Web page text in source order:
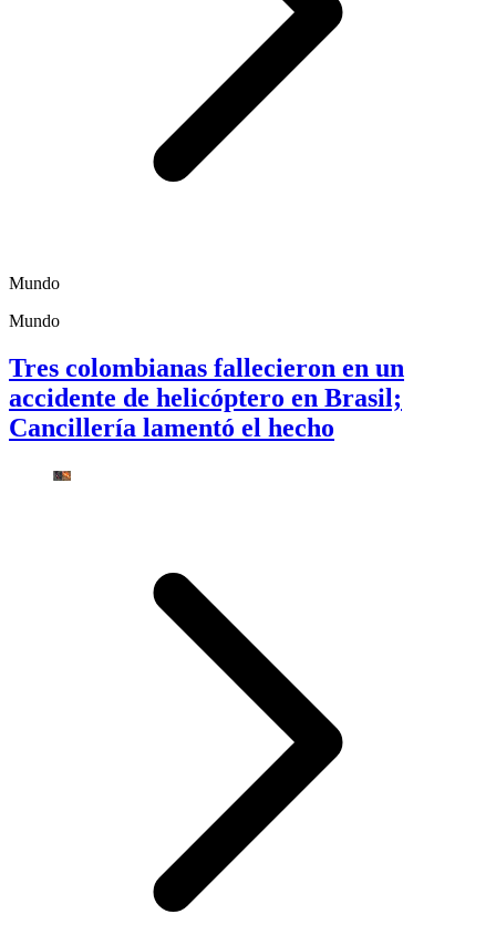
Mundo
Mundo
Tres colombianas fallecieron en un
accidente de helicóptero en Brasil;
Cancillería lamentó el hecho